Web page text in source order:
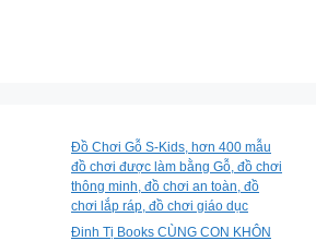
Đồ Chơi Gỗ S-Kids, hơn 400 mẫu
đồ chơi được làm bằng Gỗ, đồ chơi
thông minh, đồ chơi an toàn, đồ
chơi lắp ráp, đồ chơi giáo dục
Đinh Tị Books CÙNG CON KHÔN